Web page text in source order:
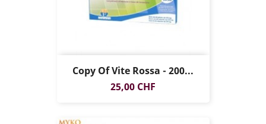
Copy Of Vite Rossa - 200...
Prezzo
25,00 CHF